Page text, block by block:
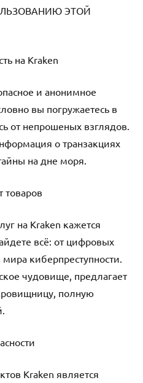
ЭТОЙ
на Kraken
и анонимное
вы погружаетесь в
от непрошеных взглядов.
о транзакциях
на дне моря.
товаров
на Kraken кажется
всё: от цифровых
киберпреступности.
чудовище, предлагает
полную
Kraken является